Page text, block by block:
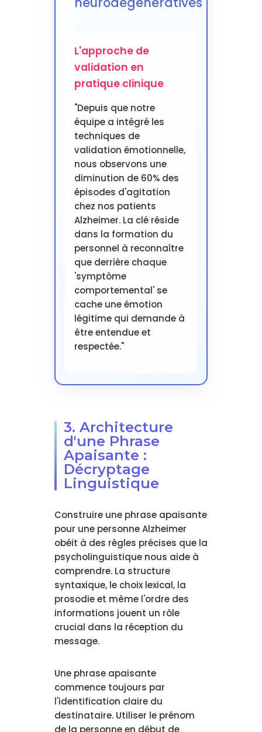
L'approche de
validation en
pratique clinique
"Depuis que notre
équipe a intégré les
techniques de
validation émotionnelle,
nous observons une
diminution de 60% des
épisodes d'agitation
chez nos patients
Alzheimer. La clé réside
dans la formation du
personnel à reconnaître
que derrière chaque
'symptôme
comportemental' se
cache une émotion
légitime qui demande à
être entendue et
respectée."
3. Architecture
d'une Phrase
Apaisante :
Décryptage
Linguistique
Construire une phrase apaisante
pour une personne Alzheimer
obéit à des règles précises que la
psycholinguistique nous aide à
comprendre. La structure
syntaxique, le choix lexical, la
prosodie et même l'ordre des
informations jouent un rôle
crucial dans la réception du
message.
Une phrase apaisante
commence toujours par
l'identification claire du
destinataire. Utiliser le prénom
de la personne en début de